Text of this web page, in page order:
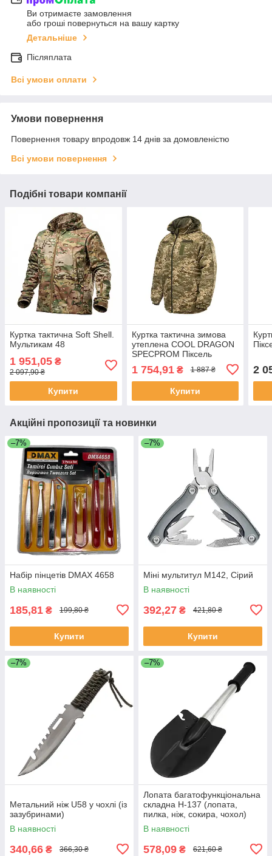
Ви отримаєте замовлення
або гроші повернуться на вашу картку
Детальніше
Післяплата
Всі умови оплати
Умови повернення
Повернення товару впродовж 14 днів за домовленістю
Всі умови повернення
Подібні товари компанії
Куртка тактична Soft Shell.
Мультикам 48
1 951,05 ₴
2 097,90 ₴
Купити
Куртка тактична зимова
утеплена COOL DRAGON
SPECPROM Піксель
1 754,91₴ 1 887 ₴
Купити
2
Акційні пропозиції та новинки
–7%
Набір пінцетів DMAX 4658
В наявності
185,81 ₴ 199,80 ₴
Купити
–7%
Міні мультитул M142, Сірий
В наявності
392,27 ₴ 421,80 ₴
Купити
–7%
Метальний ніж U58 у чохлі (із
зазубринами)
В наявності
340,66 ₴ 366,30 ₴
–7%
Лопата багатофункціональна
складна H-137 (лопата,
пилка, ніж, сокира, чохол)
В наявності
578,09 ₴ 621,60 ₴